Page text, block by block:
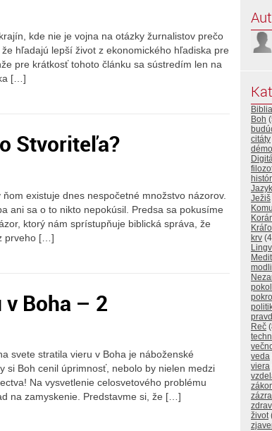
kde nie je vojna na otázky žurnalistov prečo
hľadajú lepší život z ekonomického hľadiska pre
pre krátkosť tohoto článku sa sústredím len na
[…]
Stvoriteľa?
existuje dnes nespočetné množstvo názorov.
ani sa o to nikto nepokúsil. Predsa sa pokusíme
ktorý nám sprístupňuje biblická správa, že
prveho […]
Boha – 2
svete stratila vieru v Boha je náboženské
si Boh cenil úprimnosť, nebolo by nielen medzi
Na vysvetlenie celosvetového problému
na zamyskenie. Predstavme si, že […]
Biblia
Boh
citáty
Ježiš
krv
Reč
veda
viera
život